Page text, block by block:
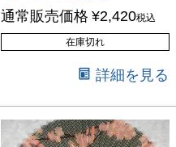
通常販売価格 ¥2,420税込
在庫切れ
詳細を見る